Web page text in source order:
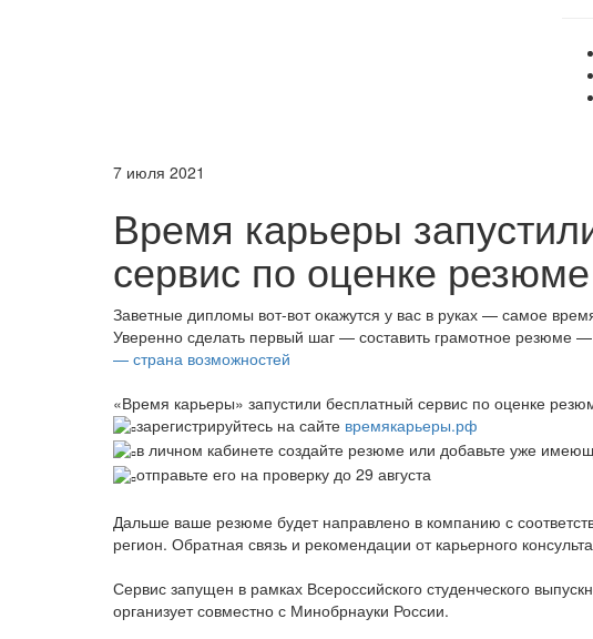
7 июля 2021
Время карьеры
сервис по оценке резюме
Заветные дипломы вот-вот окажутся у вас в руках — самое
Уверенно сделать первый шаг — составить грамотное резюме
— страна возможностей
«Время карьеры» запустили бесплатный сервис по оценке
зарегистрируйтесь на сайте времякарьеры.рф
в личном кабинете создайте резюме или добавьте уже
отправьте его на проверку до 29 августа
Дальше ваше резюме будет направлено в компанию с
регион. Обратная связь и рекомендации от карьерного
Сервис запущен в рамках Всероссийского студенческого
организует совместно с Минобрнауки России.